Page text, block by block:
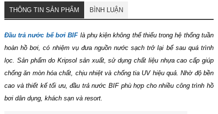
THÔNG TIN SẢN PHẨM BÌNH LUẬN
Đầu trả nước bể bơi BIFlà phụ kiện không thể thiếu trong hệ thống tuần
hoàn hồ bơi, có nhiệm vụ đưa nguồn nước sạch trở lại bể sau quá trình
lọc. Sản phẩm doKripsol sản xuất, sử dụng chất liệu nhựa cao cấp giúp
chống ăn mòn hóa chất, chịu nhiệt và chống tia UV hiệu quả. Nhờ độ bền
cao và thiết kế tối ưu, đầu trả nước BIF phù hợp cho nhiều công trình hồ
bơi dân dụng, khách sạn và resort.